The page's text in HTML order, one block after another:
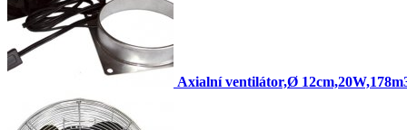
Axialní ventilátor,Ø